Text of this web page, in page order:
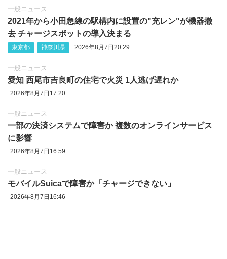
一般ニュース
2021年から小田急線の駅構内に設置の"充レン"が機器撤
去 チャージスポットの導入決まる
東京都 神奈川県 2026年8月7日20:29
一般ニュース
愛知 西尾市吉良町の住宅で火災 1人逃げ遅れか
2026年8月7日17:20
一般ニュース
一部の決済システムで障害か 複数のオンラインサービス
に影響
2026年8月7日16:59
一般ニュース
モバイルSuicaで障害か「チャージできない」
2026年8月7日16:46